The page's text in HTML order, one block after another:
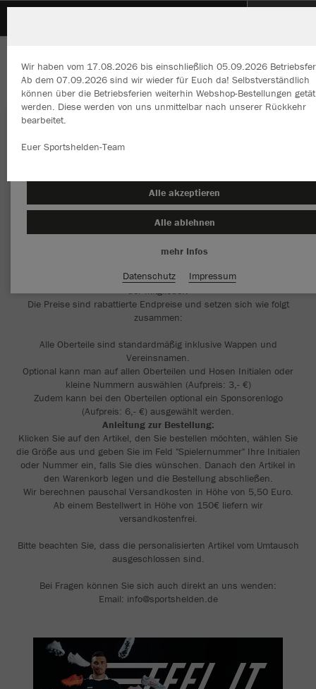
Herzlich Willkommen im Teamshop SGM
K/D/S Kuppingen
Der Team Shop der SGM K/D/S (Kuppingen) für Direktbestellungen
der Mitglieder.
Die Preise sind rabattierte Endpreise und setzen sich wie folgt
zusammen:
Alle Oberteile sind standardmäßig inklusive Wappen und
Vereinsnamen.
Optional kann man auf allen Oberteilen und Hosen Initialen oder
kleine Nummern auswählen (Aufpreis: 3,- €)
Zudem kann bei den Oberteilen optional ein Sponsorenlogo
(Aufpreis: 6,- €) ausgewählt werden.
Anleitung zur Bestellung:
Klicken Sie auf den Artikel, den Sie bestellen möchten, wählen Sie
die Größe aus und geben Sie im Feld "Spielernummer" Ihre Initialen
oder Nummer ein, falls Sie dies wünschen. Danach den Artikel in
den Warenkorb legen und die Bestellung abschließen.
Wir berechnen pauschal Versandkosten in Höhe von 5,50 Euro.
Ab einem Bestellwert in Höhe von 150€ liefern wir
versandkostenfrei.
Bitte beachten Sie, dass die personalisierten Artikel vom Umtausch
ausgeschlossen sind.
Bei Fragen können Sie sich auch direkt an uns wenden:
Email: info@sportshelden.de
Wir haben vom 17.08.2026 bis einschließlich 05.09.2026
Ab dem 07.09.2026 sind wir wieder für Euch da! Selbstverständlich
können über die Betriebsferien weiterhin Webshop-Bestellungen
werden. Diese werden von uns unmittelbar nach unserer Rückkehr
bearbeitet.
Euer Sportshelden-Team
Wir verwenden Cookies
Inhalte anzeigen und unsere Website verbessern. Weitere
Alle akzeptieren
Alle ablehnen
mehr Infos
Datenschutz
Impressum